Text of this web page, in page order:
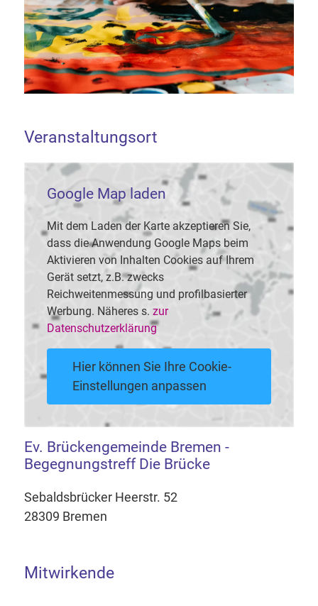
Veranstaltungsort
Google Map laden
Mit dem Laden der Karte akzeptieren Sie,
dass die Anwendung Google Maps beim
Aktivieren von Inhalten Cookies auf Ihrem
Gerät setzt, z.B. zwecks
Reichweitenmessung und profilbasierter
Werbung. Näheres s. zur
Datenschutzerklärung
Hier können Sie Ihre Cookie-
Einstellungen anpassen
Ev. Brückengemeinde Bremen -
Begegnungstreff Die Brücke
Sebaldsbrücker Heerstr. 52
28309 Bremen
Mitwirkende